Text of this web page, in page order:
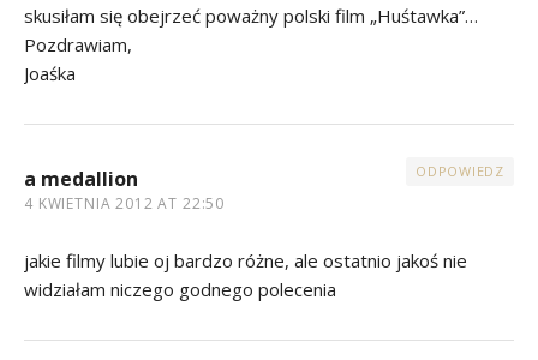
skusiłam się obejrzeć poważny polski film „Huśtawka”…
Pozdrawiam,
Joaśka
a medallion
4 KWIETNIA 2012 AT 22:50
ODPOWIEDZ
jakie filmy lubie oj bardzo różne, ale ostatnio jakoś nie
widziałam niczego godnego polecenia